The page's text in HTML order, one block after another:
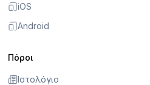
iOS
Android
Πόροι
Ιστολόγιο